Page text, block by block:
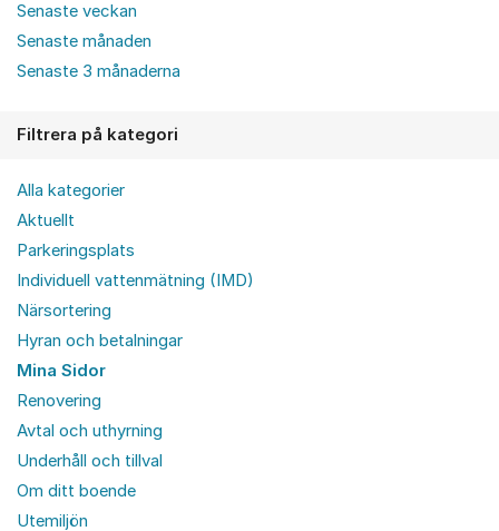
Senaste veckan
Senaste månaden
Senaste 3 månaderna
Filtrera på kategori
Alla kategorier
Aktuellt
Parkeringsplats
Individuell vattenmätning (IMD)
Närsortering
Hyran och betalningar
Mina Sidor
Renovering
Avtal och uthyrning
Underhåll och tillval
Om ditt boende
Utemiljön